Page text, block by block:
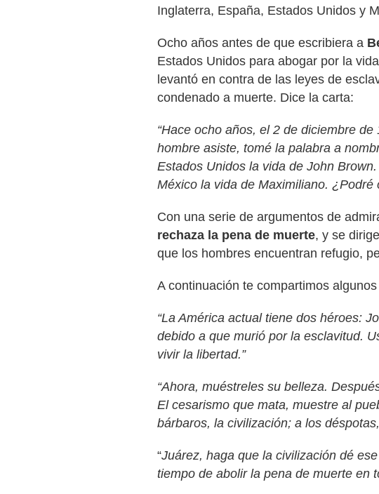
Inglaterra, España, Estados Unidos y
Ocho años antes de que escribiera a
Estados Unidos para abogar por la
levantó en contra de las leyes de
condenado a muerte. Dice la carta:
“Hace ocho años, el 2 de diciembre
hombre asiste, tomé la palabra a
Estados Unidos la vida de John
México la vida de Maximiliano. ¿Podré
Con una serie de argumentos de
rechaza la pena de muerte, y se
que los hombres encuentran refugio,
A continuación te compartimos
“La América actual tiene dos héroes:
debido a que murió por la esclavitud.
vivir la libertad.”
“Ahora, muéstreles su belleza.
El cesarismo que mata, muestre al
bárbaros, la civilización; a los
“Juárez, haga que la civilización dé
tiempo de abolir la pena de muerte en